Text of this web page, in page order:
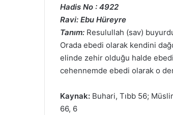
Hadis No : 4922
Ravi: Ebu Hüreyre
Tanım: Resulullah (sav)
Orada ebedi olarak kendini
elinde zehir olduğu halde
cehennemde ebedi olarak o
Kaynak: Buhari, Tıbb 56;
66, 6